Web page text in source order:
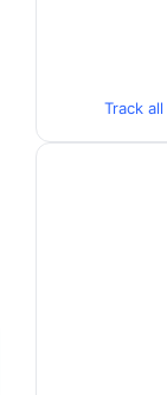
Track